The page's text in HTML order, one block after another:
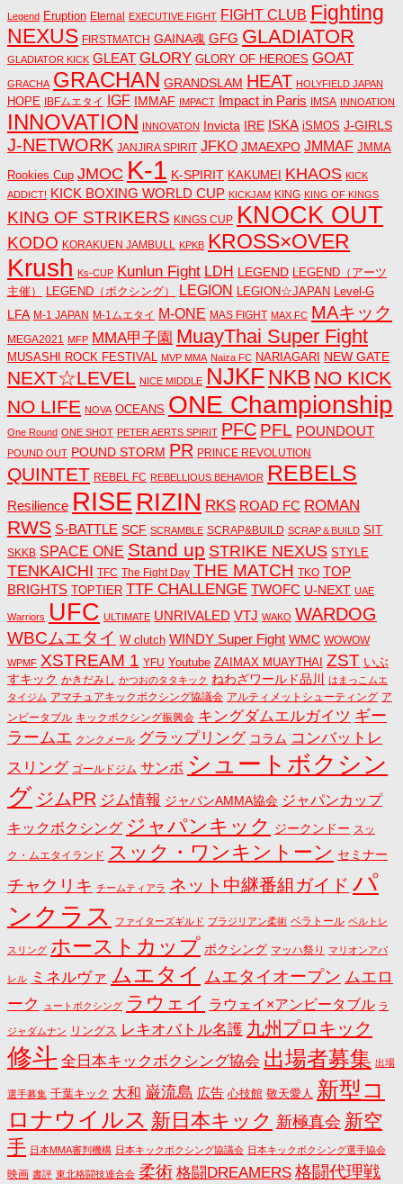
Legend Eruption Eternal EXECUTIVE FIGHT FIGHT CLUB Fighting
NEXUS FIRSTMATCH GAINA魂 GFG GLADIATOR
GLADIATOR KICK GLEAT GLORY GLORY OF HEROES GOAT
GRACHA GRACHAN GRANDSLAM HEAT HOLYFIELD JAPAN
HOPE IBFムエタイ IGF IMMAF IMPACT Impact in Paris IMSA INNOATION
INNOVATION INNOVATON Invicta IRE ISKA iSMOS J-GIRLS
J-NETWORK JANJIRA SPIRIT JFKO JMAEXPO JMMAF JMMA
Rookies Cup JMOC K-1 K-SPIRIT KAKUMEI KHAOS KICK
ADDICT! KICK BOXING WORLD CUP KICKJAM KING KING OF KINGS
KING OF STRIKERS KINGS CUP KNOCK OUT
KODO KORAKUEN JAMBULL KPKB KROSS×OVER
Krush Ks-CUP Kunlun Fight LDH LEGEND
LEGEND（アーツ
主催）
LEGEND（ボクシング） LEGION LEGION☆JAPAN Level-G
LFA M-1 JAPAN M-1ムエタイ M-ONE MAS FIGHT MAX FC MAキック
MEGA2021 MFP MMA甲子園 MuayThai Super Fight
MUSASHI ROCK FESTIVAL MVP MMA Naiza FC NARIAGARI NEW GATE
NEXT☆LEVEL NICE MIDDLE NJKF NKB NO KICK
NO LIFE NOVA OCEANS ONE Championship
One Round ONE SHOT PETER AERTS SPIRIT PFC PFL POUNDOUT
POUND OUT POUND STORM PR PRINCE REVOLUTION
QUINTET REBEL FC REBELLIOUS BEHAVIOR REBELS
Resilience RISE RIZIN RKS ROAD FC ROMAN
RWS S-BATTLE SCF SCRAMBLE SCRAP&BUILD SCRAP＆BUILD SIT
SKKB SPACE ONE Stand up STRIKE NEXUS STYLE
TENKAICHI TFC The Fight Day THE MATCH TKO TOP
BRIGHTS TOPTIER TTF CHALLENGE TWOFC U-NEXT UAE
Warriors UFC ULTIMATE UNRIVALED VTJ WAKO WARDOG
WBCムエタイ W clutch WINDY Super Fight WMC WOWOW
WPMF XSTREAM 1 YFU Youtube ZAIMAX MUAYTHAI ZST いぶ
すキック かきだみし かつおのタタキック ねわざワールド品川
はまっこムエ
タイジム アマチュアキックボクシング協議会 アルティメットシューティング ア
ンビータブル キックボクシング振興会 キングダムエルガイツ ギー
ラームエ クンクメール グラップリング コラム コンバットレ
スリング ゴールドジム サンボ シュートボクシン
グ ジムPR ジム情報 ジャパンAMMA協会 ジャパンカップ
キックボクシング ジャパンキック ジークンドー スッ
ク・ムエタイランド スック・ワンキントーン セミナー
チャクリキ チームティアラ ネット中継番組ガイド パ
ンクラス
ファイターズギルド ブラジリアン柔術 ベラトール ベルトレ
スリング ホーストカップ ボクシング マッハ祭り マリオンアパ
レル ミネルヴァ ムエタイ ムエタイオープン ムエロ
ーク
ュートボクシング ラウェイ ラウェイ×アンビータブル ラ
ジャダムナン リングス レキオバトル名護 九州プロキック
修斗 全日本キックボクシング協会 出場者募集 出場
選手募集 千葉キック 大和 巌流島 広告 心技館 敬天愛人 新型コ
ロナウイルス 新日本キック 新極真会 新空
手 日本MMA審判機構 日本キックボクシング協議会 日本キックボクシング選手協会
映画 書評 東北格闘技連合会 柔術 格闘DREAMERS 格闘代理戦